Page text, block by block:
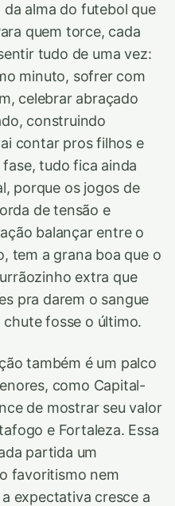
da alma do futebol que
quem torce, cada
tudo de uma vez:
minuto, sofrer com
celebrar abraçado
construindo
contar pros filhos e
tudo fica ainda
porque os jogos de
de tensão e
balançar entre o
tem a grana boa que o
extra que
pra darem o sangue
fosse o último.
também é um palco
como Capital-
de mostrar seu valor
e Fortaleza. Essa
partida um
favoritismo nem
expectativa cresce a